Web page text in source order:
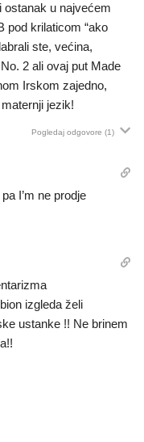
ostanak u najvećem
pod krilaticom “ako
ste, većina,
2 ali ovaj put Made
Irskom zajedno,
jezik!
Pogledaj odgovore (1)
I’m ne prodje
izgleda želi
ustanke !! Ne brinem